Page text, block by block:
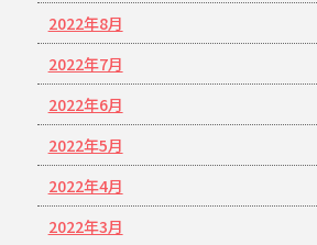
2022年8月
2022年7月
2022年6月
2022年5月
2022年4月
2022年3月